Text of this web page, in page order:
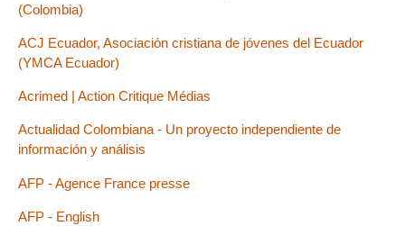
(Colombia)
ACJ Ecuador, Asociación cristiana de jóvenes del Ecuador
(YMCA Ecuador)
Acrimed | Action Critique Médias
Actualidad Colombiana - Un proyecto independiente de
información y análisis
AFP - Agence France presse
AFP - English